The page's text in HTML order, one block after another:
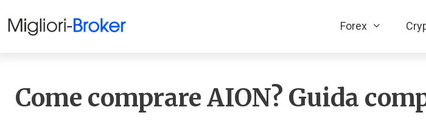
Forex
Come comprare AION? Guida